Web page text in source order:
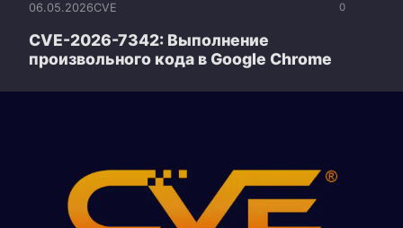
0
06.05.2026CVE
CVE-2026-7342: Выполнение
произвольного кода в Google Chrome